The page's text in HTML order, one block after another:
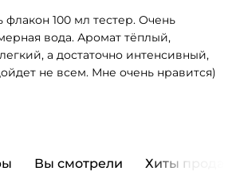
100 мл тестер. Очень
вода. Аромат тёплый,
а достаточно интенсивный,
не всем. Мне очень нравится)
Вы смотрели Хиты продаж